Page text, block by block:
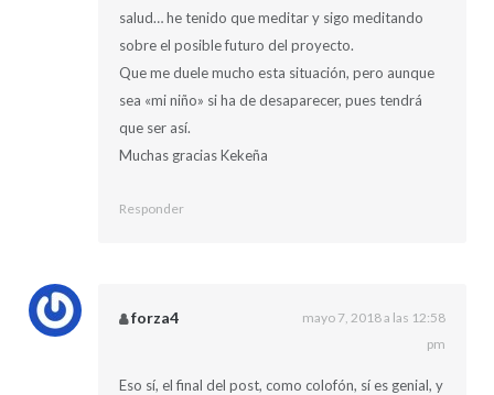
salud… he tenido que meditar y sigo meditando
sobre el posible futuro del proyecto.
Que me duele mucho esta situación, pero aunque
sea «mi niño» si ha de desaparecer, pues tendrá
que ser así.
Muchas gracias Kekeña
Responder
forza4
mayo 7, 2018 a las 12:58
pm
Eso sí, el final del post, como colofón, sí es genial, y